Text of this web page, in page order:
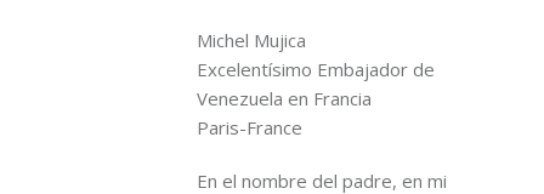
Michel Mujica
Excelentísimo Embajador de
Venezuela en Francia
Paris-France
En el nombre del padre, en mi